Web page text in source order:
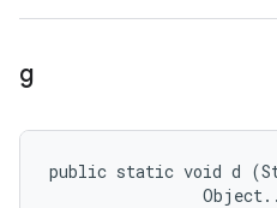
g
public static void d